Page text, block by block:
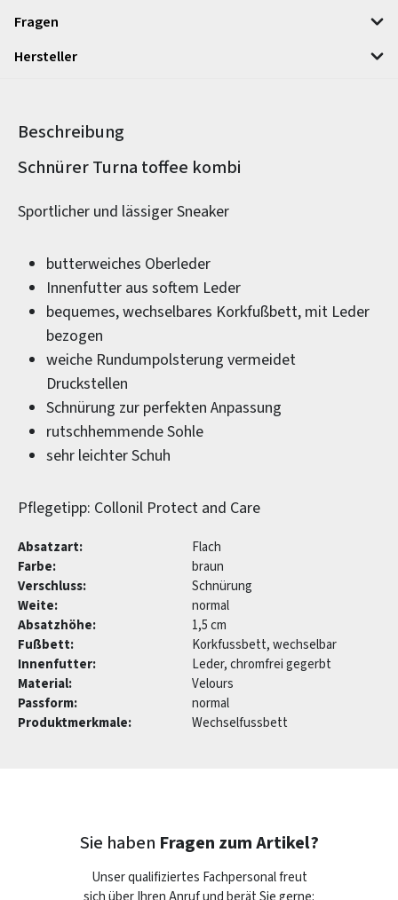
Fragen
Hersteller
Beschreibung
Produktinformationen
Schnürer Turna toffee kombi
Sportlicher und lässiger Sneaker
butterweiches Oberleder
Innenfutter aus softem Leder
bequemes, wechselbares Korkfußbett, mit Leder
bezogen
weiche Rundumpolsterung vermeidet
Druckstellen
Schnürung zur perfekten Anpassung
rutschhemmende Sohle
sehr leichter Schuh
Pflegetipp: Collonil Protect and Care
Absatzart:
Flach
Farbe:
braun
Verschluss:
Schnürung
Weite:
normal
Absatzhöhe:
1,5 cm
Fußbett:
Korkfussbett, wechselbar
Innenfutter:
Leder, chromfrei gegerbt
Material:
Velours
Passform:
normal
Produktmerkmale:
Wechselfussbett
Sie haben Fragen zum Artikel?
Unser qualifiziertes Fachpersonal freut